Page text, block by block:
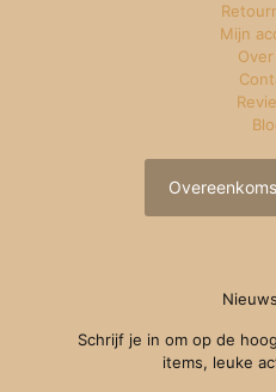
Mijn
Schrijf je in om op de
items, leuke